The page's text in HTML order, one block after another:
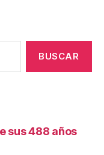
sus 488 años